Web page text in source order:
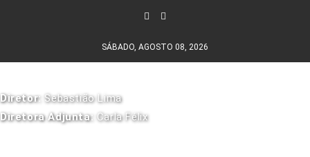
SÁBADO, AGOSTO 08, 2026
Diretor: Sebastião Lima
Diretora Adjunta: Carla Félix